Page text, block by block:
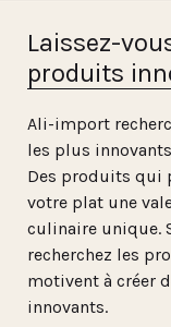
Laissez-
produits
Ali-import
les plus
Des produits qui
votre plat une
culinaire unique.
recherchez les
motivent à créer
innovants.